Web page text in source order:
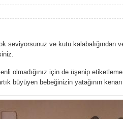
seviyorsunuz ve kutu kalabalığından
olmadığınız için de üşenip
büyüyen bebeğinizin yatağının